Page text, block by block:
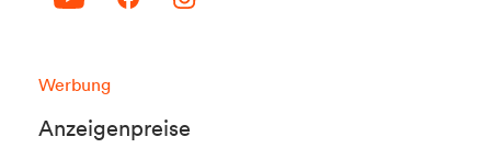
Werbung
Anzeigenpreise